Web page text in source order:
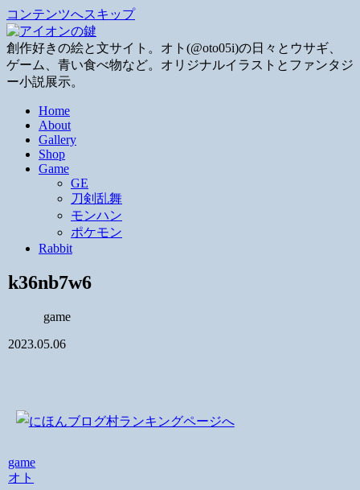
コンテンツへスキップ
創作好きの絵と文サイト。オト(@oto05i)の日々とウサギ、
ゲーム、青い食べ物など。オリジナルイラストとファンタジ
ー小説展示。
Home
About
Gallery
Shop
Game
GE
刀剣乱舞
モンハン
ポケモン
Rabbit
k36nb7w6
game
2023.05.06
game
オト